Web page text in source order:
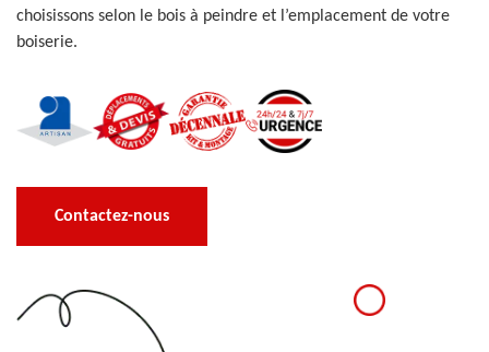
choisissons selon le bois à peindre et l’emplacement de votre
boiserie.
Contactez-nous